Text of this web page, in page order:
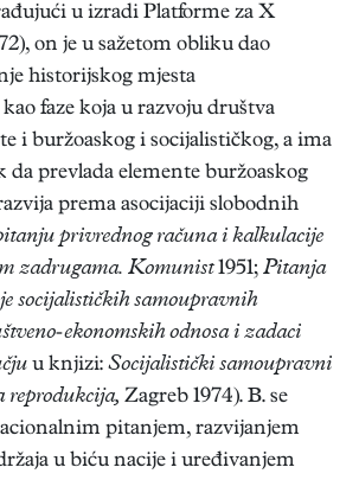
u izradi Platforme za X
on je u sažetom obliku dao
historijskog mjesta
faze koja u razvoju društva
i buržoaskog i socijalističkog, a ima
da prevlada elemente buržoaskog
prema asocijaciji slobodnih
privrednog računa i kalkulacije
zadrugama. Komunist1951; Pitanja
socijalističkih samoupravnih
ekonomskih odnosa i zadaci
u knjizi: Socijalistički samoupravni
reprodukcija, Zagreb 1974). B. se
pitanjem, razvijanjem
u biću nacije i uređivanjem